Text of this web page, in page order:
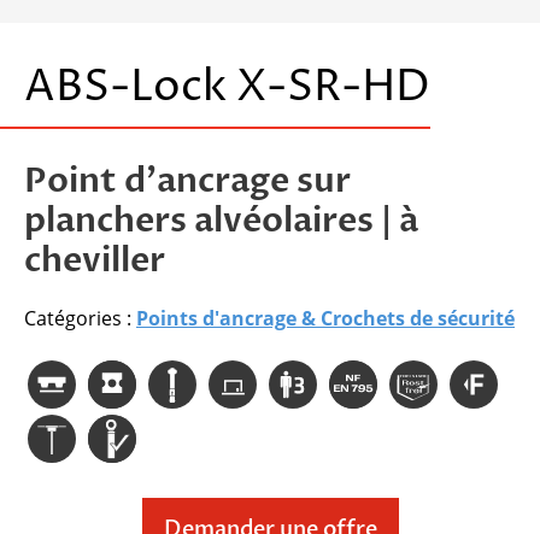
ABS-Lock X-SR-HD
Point d’ancrage sur
planchers alvéolaires | à
cheviller
Catégories : Points d'ancrage & Crochets de sécurité